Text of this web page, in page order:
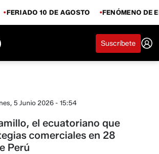
FERIADO 10 DE AGOSTO FENÓMENO DE
Suscríbete
5 Junio 2026 - 15:54
el ecuatoriano que
comerciales en 28
Perú